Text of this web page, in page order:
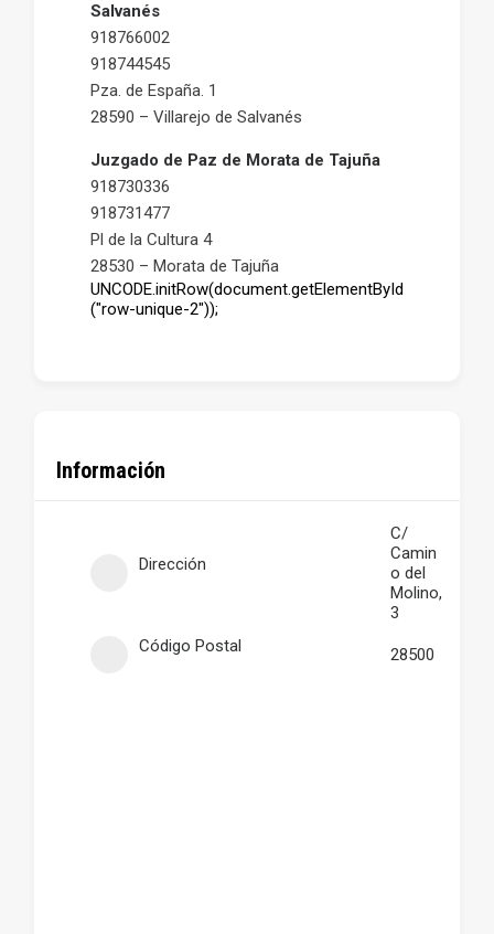
Salvanés
918766002
918744545
Pza. de España. 1
28590 – Villarejo de Salvanés
Juzgado de Paz de Morata de Tajuña
918730336
918731477
Pl de la Cultura 4
28530 – Morata de Tajuña
UNCODE.initRow(document.getElementById
("row-unique-2"));
Información
Dirección
C/
Camin
o del
Molino,
3
Código Postal
28500